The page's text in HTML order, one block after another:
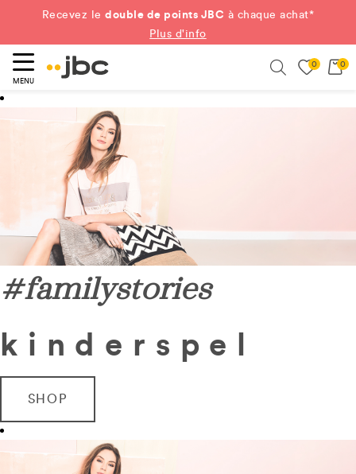
Recevez ledouble de points JBC à chaque achat*
Plus d'info
MENU
0 0
#familystories
kinderspel
SHOP